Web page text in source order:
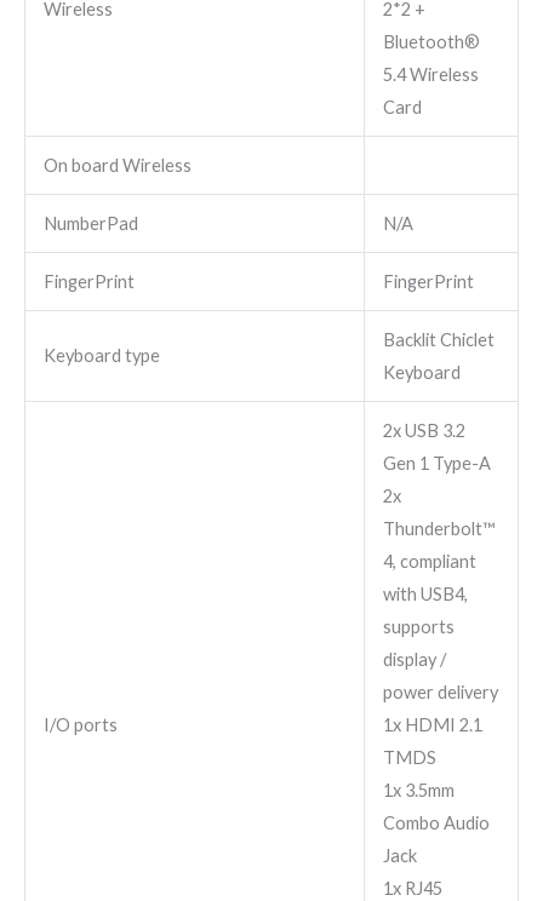
Wireless
2*2 +
Bluetooth®
5.4 Wireless
Card
On board Wireless
NumberPad N/A
FingerPrint FingerPrint
Keyboard type
Backlit Chiclet
Keyboard
I/O ports
2x USB 3.2
Gen 1 Type-A
2x
Thunderbolt™
4, compliant
with USB4,
supports
display /
power delivery
1x HDMI 2.1
TMDS
1x 3.5mm
Combo Audio
Jack
1x RJ45